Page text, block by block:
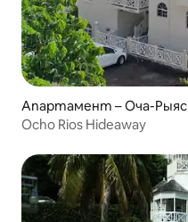
Апартамент – Оча-Рыяс
Ocho Rios Hideaway